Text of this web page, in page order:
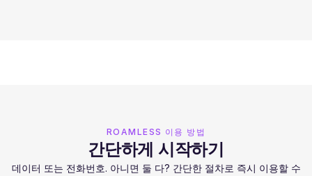
ROAMLESS 이용 방법
간단하게 시작하기
데이터 또는 전화번호. 아니면 둘 다? 간단한 절차로 즉시 이용할 수